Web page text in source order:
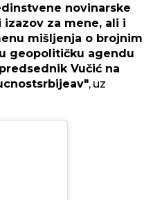
novinarske
za mene, ali i
mišljenja o brojnim
geopolitičku agendu
Vučić na
, uz